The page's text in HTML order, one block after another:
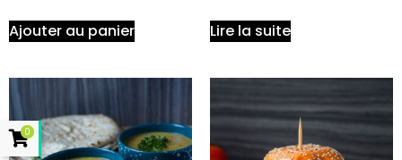
0
Ajouter au panier Lire la suite